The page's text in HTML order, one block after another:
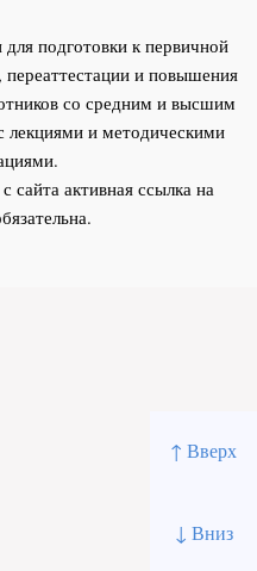
↑ Вверх
↓ Вниз
подготовки к первичной
переаттестации и повышения
со средним и высшим
лекциями и методическими
сайта активная ссылка на